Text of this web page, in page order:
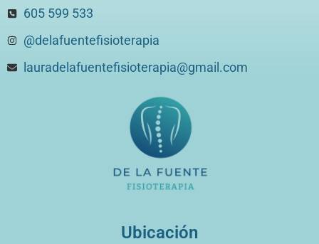
605 599 533
@delafuentefisioterapia
lauradelafuentefisioterapia@gmail.com
Ubicación